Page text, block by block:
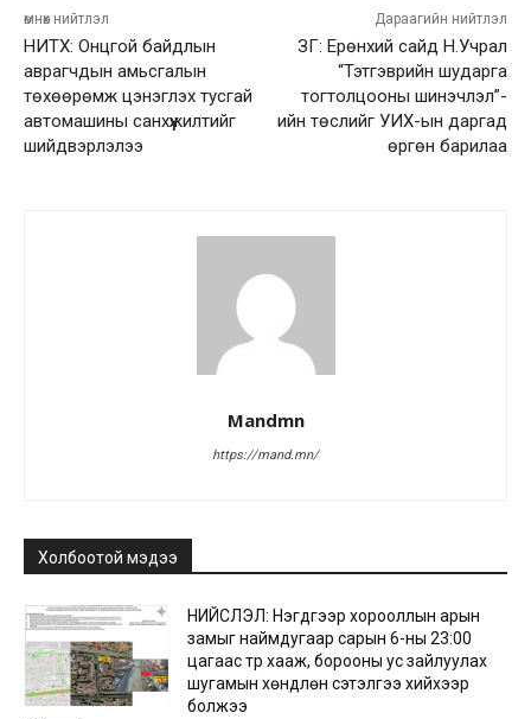
өмнөх нийтлэл
НИТХ: Онцгой байдлын
аврагчдын амьсгалын
төхөөрөмж цэнэглэх тусгай
автомашины санхүүжилтийг
шийдвэрлэлээ
Дараагийн нийтлэл
ЗГ: Ерөнхий сайд Н.Учрал
“Тэтгэврийн шударга
тогтолцооны шинэчлэл”-
ийн төслийг УИХ-ын даргад
өргөн барилаа
Mandmn
https://mand.mn/
Холбоотой мэдээ
НИЙСЛЭЛ: Нэгдүгээр хорооллын арын
замыг наймдугаар сарын 6-ны 23:00
цагаас түр хааж, борооны ус зайлуулах
шугамын хөндлөн сэтэлгээ хийхээр
болжээ